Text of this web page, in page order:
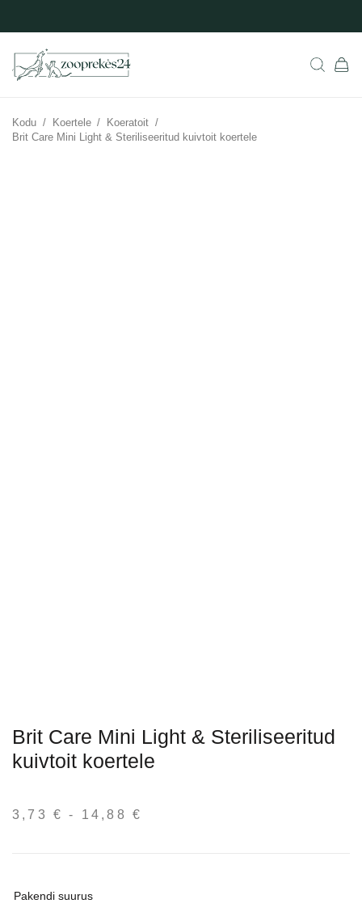
Kodu / Koertele / Koeratoit /
Brit Care Mini Light & Steriliseeritud kuivtoit koertele
Brit Care Mini Light & Steriliseeritud
kuivtoit koertele
3,73 € - 14,88€
Pakendi suurus